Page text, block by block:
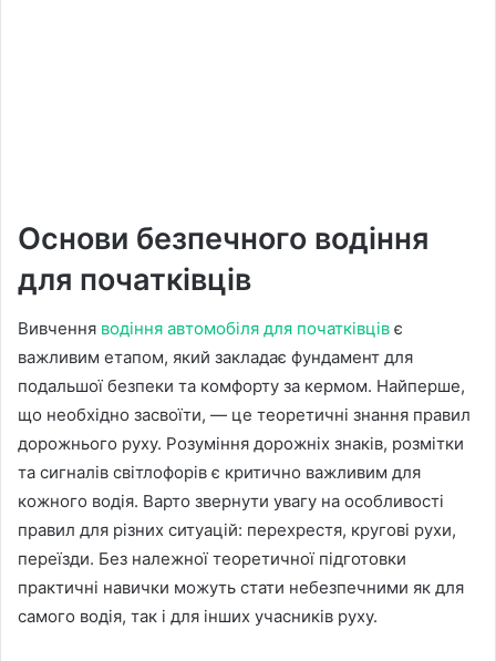
Основи безпечного водіння
для початківців
Вивчення водіння автомобіля для початківців є
важливим етапом, який закладає фундамент для
подальшої безпеки та комфорту за кермом. Найперше,
що необхідно засвоїти, — це теоретичні знання правил
дорожнього руху. Розуміння дорожніх знаків, розмітки
та сигналів світлофорів є критично важливим для
кожного водія. Варто звернути увагу на особливості
правил для різних ситуацій: перехрестя, кругові рухи,
переїзди. Без належної теоретичної підготовки
практичні навички можуть стати небезпечними як для
самого водія, так і для інших учасників руху.